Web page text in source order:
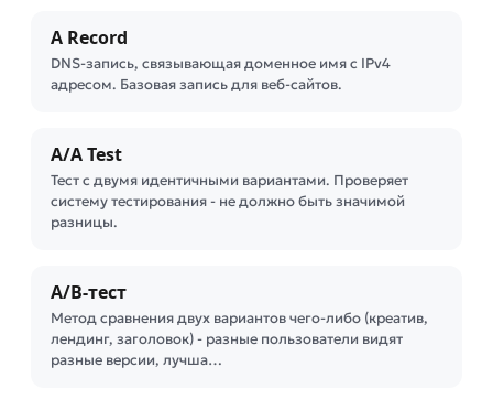
A Record
DNS-запись, связывающая доменное имя с IPv4
адресом. Базовая запись для веб-сайтов.
A/A Test
Тест с двумя идентичными вариантами. Проверяет
систему тестирования - не должно быть значимой
разницы.
A/B-тест
Метод сравнения двух вариантов чего-либо (креатив,
лендинг, заголовок) - разные пользователи видят
разные версии, лучша…